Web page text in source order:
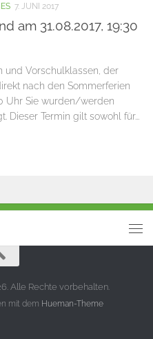
7. JUNI 2017
am 31.08.2017, 19:30
und Vorschulklassen, der
nach den Sommerferien
Uhr Sie wurden/werden
Termin gilt sowohl für...
Alle Rechte vorbehalten.
mit dem Hueman-Theme